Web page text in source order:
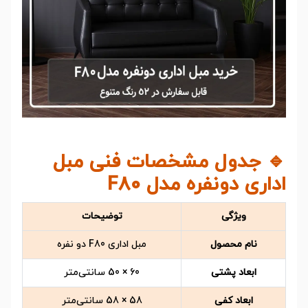
🔹 جدول مشخصات فنی مبل
اداری دونفره مدل F80
ویژگی توضیحات
نام محصول مبل اداری F80 دو نفره
ابعاد پشتی 60 × 50 سانتی‌متر
ابعاد کفی 58 × 58 سانتی‌متر